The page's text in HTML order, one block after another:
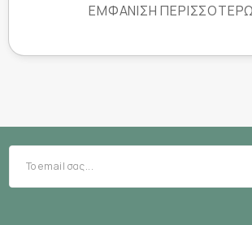
ΕΛΕΓΧΟΣ ΚΥΚΛΟΦΟΡΙΑΣ ΤΟΥ
Οπου υπάρχουν τα 3D στίγματα,
η αίσθηση του μασάζ στο πόδι.
ΕΜΦΆΝΙΣΗ